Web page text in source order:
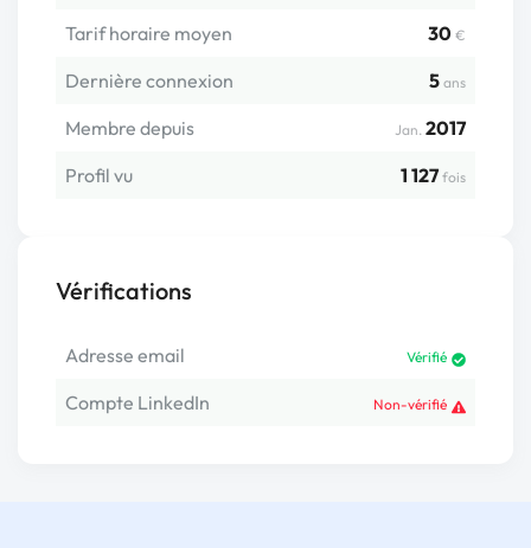
Tarif horaire moyen 30 €
Dernière connexion 5 ans
Membre depuis Jan. 2017
Profil vu
1 127 fois
Vérifications
Adresse email Vérifié
Compte LinkedIn Non-vérifié